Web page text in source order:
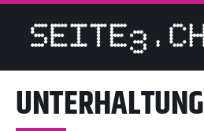
UNTERHALTUNG